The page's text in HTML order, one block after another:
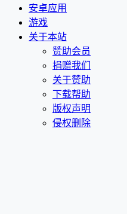
安卓应用
游戏
关于本站
赞助会员
捐赠我们
关于赞助
下载帮助
版权声明
侵权删除